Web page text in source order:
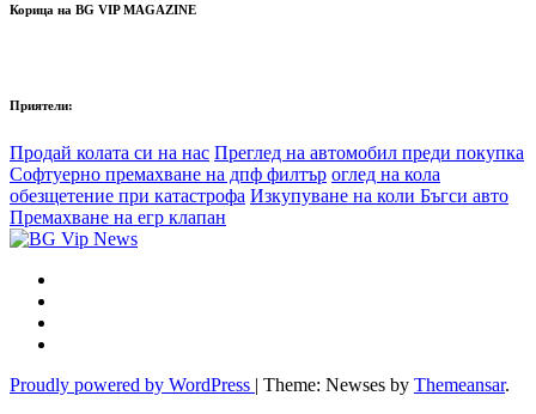
Корица на BG VIP MAGAZINE
Приятели:
Продай колата си на нас Преглед на автомобил преди покупка
Софтуерно премахване на дпф филтър оглед на кола
обезщетение при катастрофа Изкупуване на коли Бъгси авто
Премахване на егр клапан
Proudly powered by WordPress | Theme: Newses by Themeansar.